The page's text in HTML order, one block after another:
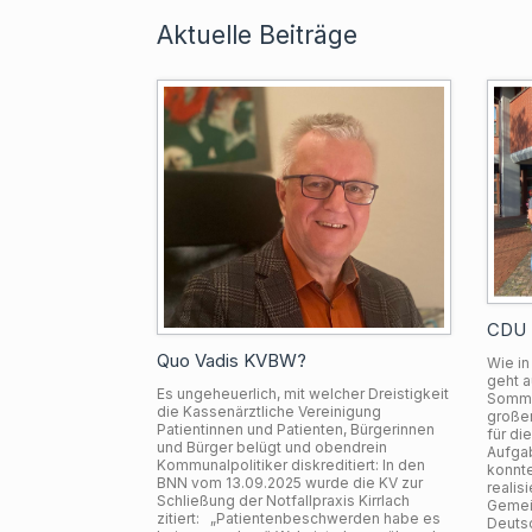
Aktuelle Beiträge
Quo Vadis KVBW?
Es ungeheuerlich, mit welcher Dreistigkeit
die Kassenärztliche Vereinigung
Patientinnen und Patienten, Bürgerinnen
und Bürger belügt und obendrein
Kommunalpolitiker diskreditiert: In den
BNN vom 13.09.2025 wurde die KV zur
Schließung der Notfallpraxis Kirrlach
zitiert: „Patientenbeschwerden habe es
CDU
Wie
geht
für